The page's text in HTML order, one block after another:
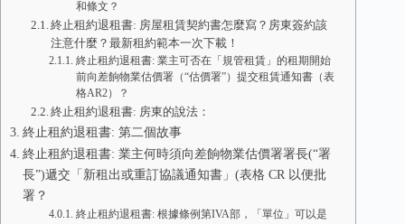
和條文？
終止租約退租書: 房屋租賃契約書怎麼寫？房東簽約該
注意什麼？最新租約範本一次下載！
終止租約退租書: 業主可否在「規管租賃」的租期開始
前向差餉物業估價署（“估價署”）提交租賃通知書（表
格AR2）？
終止租約退租書: 房東的說法：
終止租約退租書: 第二個故事
終止租約退租書: 業主何時須向差餉物業估價署署長(“署
長”)遞交「新租出或重訂協議通知書」(表格 CR 以便批
署？
終止租約退租書: 根據條例第IVA部，「單位」可以是